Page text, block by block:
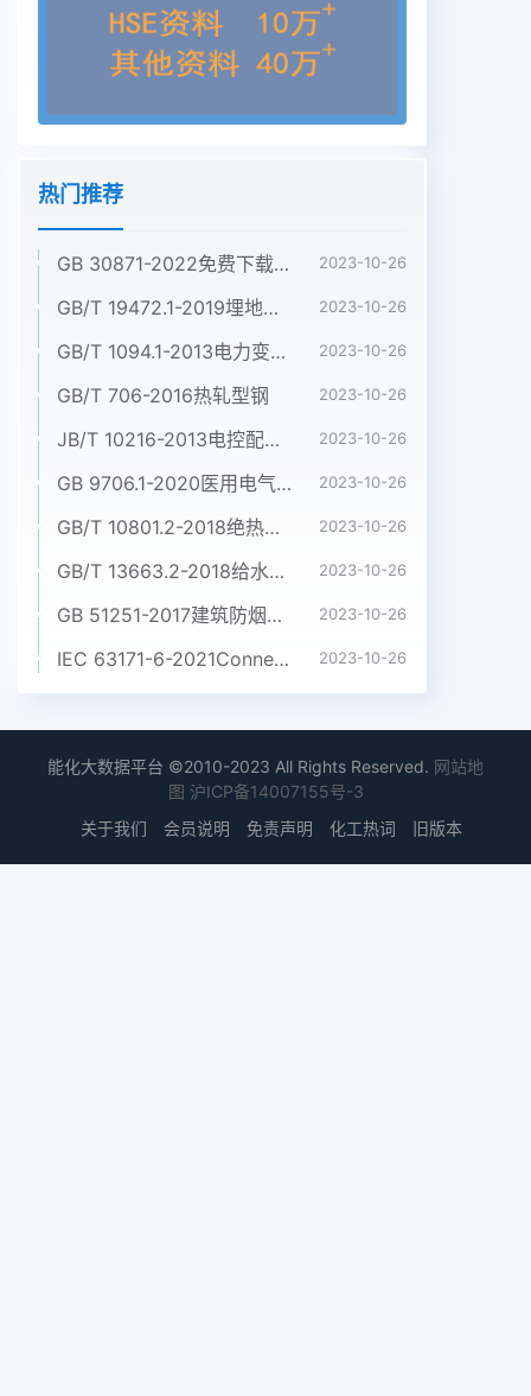
热门推荐
GB 30871-2022免费下载危险化学品企业特殊作业安全规范 2023-10-26
GB/T 19472.1-2019埋地用聚乙烯(PE)结构壁管道系统 第1部分:聚乙烯双壁波纹管材 2023-10-26
GB/T 1094.1-2013电力变压器 第1部分:总则 2023-10-26
GB/T 706-2016热轧型钢 2023-10-26
JB/T 10216-2013电控配电用电缆桥架 2023-10-26
GB 9706.1-2020医用电气设备 第1部分:基本安全和基本性能的通用要求 2023-10-26
GB/T 10801.2-2018绝热用挤塑聚苯乙烯泡沫塑料(XPS) 2023-10-26
GB/T 13663.2-2018给水用聚乙烯(PE)管道系统 第2部分:管材 2023-10-26
GB 51251-2017建筑防烟排烟系统技术标准 2023-10-26
IEC 63171-6-2021Connectors for electrical and electronic equipment - Part 6: Detail specification for 2-way and 4-way (data/power), shielded, free and fixed connectors for power and data transmission with frequencies up to 600 MHz 2023-10-26
能化大数据平台 ©2010-2023 All Rights Reserved. 网站地
图 沪ICP备14007155号-3
关于我们
会员说明 免责声明 化工热词 旧版本